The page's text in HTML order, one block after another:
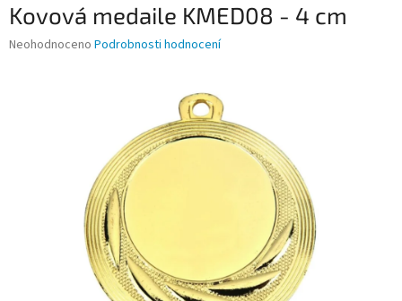
Kovová medaile KMED08 - 4 cm
Průměrné
Neohodnoceno Podrobnosti hodnocení